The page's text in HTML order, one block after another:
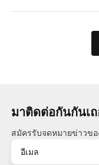
มาติดต่อกันกันเถ
สมัครรับจดหมายข่าวขอ